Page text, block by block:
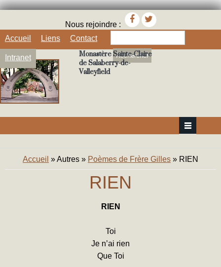
Nous rejoindre :
Accueil Liens Contact
Intranet Monastère Sainte-Claire
de Salaberry-de-
Valleyfield
Vous êtes ici
Accueil »Autres » Poèmes de Frère Gilles » RIEN
RIEN
RIEN
Toi
Je n’ai rien
Que Toi